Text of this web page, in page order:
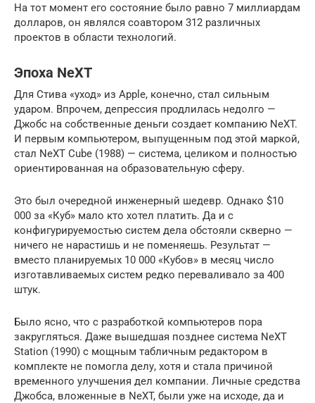
На тот момент его состояние было равно 7 миллиардам
долларов, он являлся соавтором 312 различных
проектов в области технологий.
Эпоха NeXT
Для Стива «уход» из Apple, конечно, стал сильным
ударом. Впрочем, депрессия продлилась недолго —
Джобс на собственные деньги создает компанию NeXT.
И первым компьютером, выпущенным под этой маркой,
стал NeXT Cube (1988) — система, целиком и полностью
ориентированная на образовательную сферу.
Это был очередной инженерный шедевр. Однако $10
000 за «Куб» мало кто хотел платить. Да и с
конфигурируемостью систем дела обстояли скверно —
ничего не нарастишь и не поменяешь. Результат —
вместо планируемых 10 000 «Кубов» в месяц число
изготавливаемых систем редко переваливало за 400
штук.
Было ясно, что с разработкой компьютеров пора
закругляться. Даже вышедшая позднее система NeXT
Station (1990) с мощным табличным редактором в
комплекте не помогла делу, хотя и стала причиной
временного улучшения дел компании. Личные средства
Джобса, вложенные в NeXT, были уже на исходе, да и